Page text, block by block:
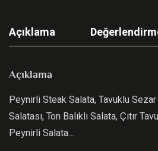
Açıklama
Açıklama
Peynirli Steak Salata, Tavuklu
Salatası, Ton Balıklı Salata, Çıtır
Peynirli Salata…